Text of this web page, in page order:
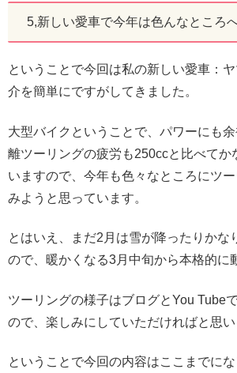
5,新しい愛車で今年は色んなところ
ということで今回は私の新しい愛車：
介を簡単にですがしてきました。
大型バイクということで、パワーにも
離ツーリングの疲労も250ccと比べてか
いますので、今年も色々なところにツ
みようと思っています。
とはいえ、まだ2月は雪が降ったりかな
ので、暖かくなる3月中旬から本格的に
ツーリングの様子はブログとYou Tube
ので、楽しみにしていただければと思い
ということで今回の内容はここまでにな